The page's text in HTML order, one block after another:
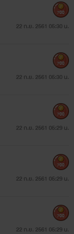
22 ก.ย. 2561 05:30 น.
700
22 ก.ย. 2561 05:30 น.
700
22 ก.ย. 2561 05:29 น.
700
22 ก.ย. 2561 05:29 น.
700
22 ก.ย. 2561 05:29 น.
700